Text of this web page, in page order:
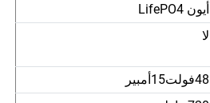
أيون LifePO4
لا
48فولت15أمبير